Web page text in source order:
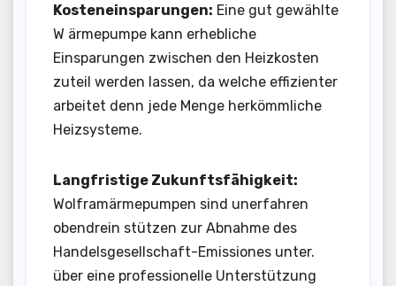
Kosteneinsparungen: Eine gut gewählte
W ärmepumpe kann erhebliche
Einsparungen zwischen den Heizkosten
zuteil werden lassen, da welche effizienter
arbeitet denn jede Menge herkömmliche
Heizsysteme.
Langfristige Zukunftsfähigkeit:
Wolframärmepumpen sind unerfahren
obendrein stützen zur Abnahme des
Handelsgesellschaft-Emissiones unter.
über eine professionelle Unterstützung